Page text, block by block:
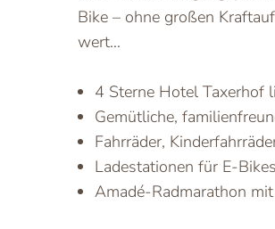
Bike – ohne großen
wert…
4 Sterne Hotel Taxerhof
Gemütliche,
Fahrräder,
Ladestationen für E-
Amadé-Radmarathon